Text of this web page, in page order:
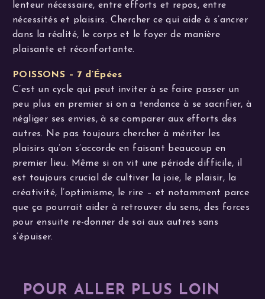
lenteur nécessaire, entre efforts et repos, entre
nécessités et plaisirs. Chercher ce qui aide à s’ancrer
dans la réalité, le corps et le foyer de manière
plaisante et réconfortante.
POISSONS – 7 d’Épées
C’est un cycle qui peut inviter à se faire passer un
peu plus en premier si on a tendance à se sacrifier, à
négliger ses envies, à se comparer aux efforts des
autres. Ne pas toujours chercher à mériter les
plaisirs qu’on s’accorde en faisant beaucoup en
premier lieu. Même si on vit une période difficile, il
est toujours crucial de cultiver la joie, le plaisir, la
créativité, l’optimisme, le rire – et notamment parce
que ça pourrait aider à retrouver du sens, des forces
pour ensuite re-donner de soi aux autres sans
s’épuiser.
POUR ALLER PLUS LOIN